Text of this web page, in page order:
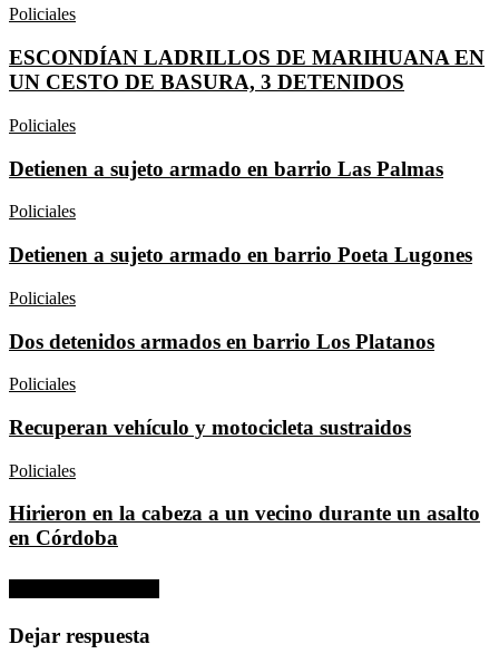
Policiales
ESCONDÍAN LADRILLOS DE MARIHUANA EN
UN CESTO DE BASURA, 3 DETENIDOS
Policiales
Detienen a sujeto armado en barrio Las Palmas
Policiales
Detienen a sujeto armado en barrio Poeta Lugones
Policiales
Dos detenidos armados en barrio Los Platanos
Policiales
Recuperan vehículo y motocicleta sustraidos
Policiales
Hirieron en la cabeza a un vecino durante un asalto
en Córdoba
Dejar respuesta